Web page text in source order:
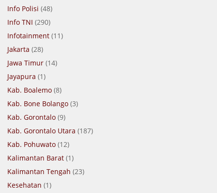
Info Polisi (48)
Info TNI (290)
Infotainment (11)
Jakarta (28)
Jawa Timur (14)
Jayapura (1)
Kab. Boalemo (8)
Kab. Bone Bolango (3)
Kab. Gorontalo (9)
Kab. Gorontalo Utara (187)
Kab. Pohuwato (12)
Kalimantan Barat (1)
Kalimantan Tengah (23)
Kesehatan (1)